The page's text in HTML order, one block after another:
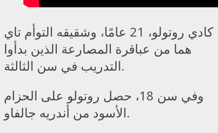
كادي روتولو، 21 عامًا، وشقيقه التوأم تاي
هما من عباقرة المصارعة الذين بدأوا
التدريب في سن الثالثة.
وفي سن 18، حصل روتولو على الحزام
الأسود من أندريه جالفاو.